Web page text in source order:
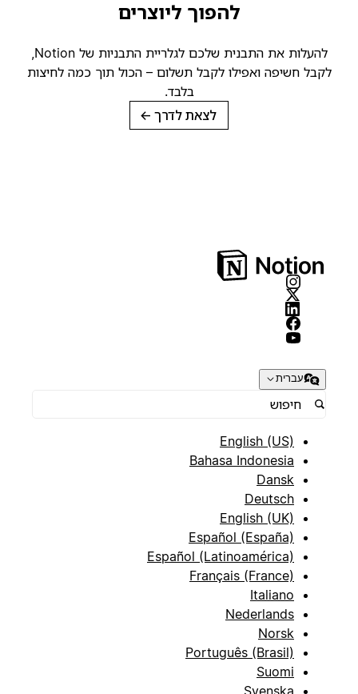
להפוך ליוצרים
להעלות את התבנית שלכם לגלריית התבניות של Notion,
לקבל חשיפה ואפילו לקבל תשלום – הכול תוך כמה לחיצות
בלבד.
לצאת לדרך→
עברית
English (US)
Bahasa Indonesia
Dansk
Deutsch
English (UK)
Español (España)
Español (Latinoamérica)
Français (France)
Italiano
Nederlands
Norsk
Português (Brasil)
Suomi
Svenska